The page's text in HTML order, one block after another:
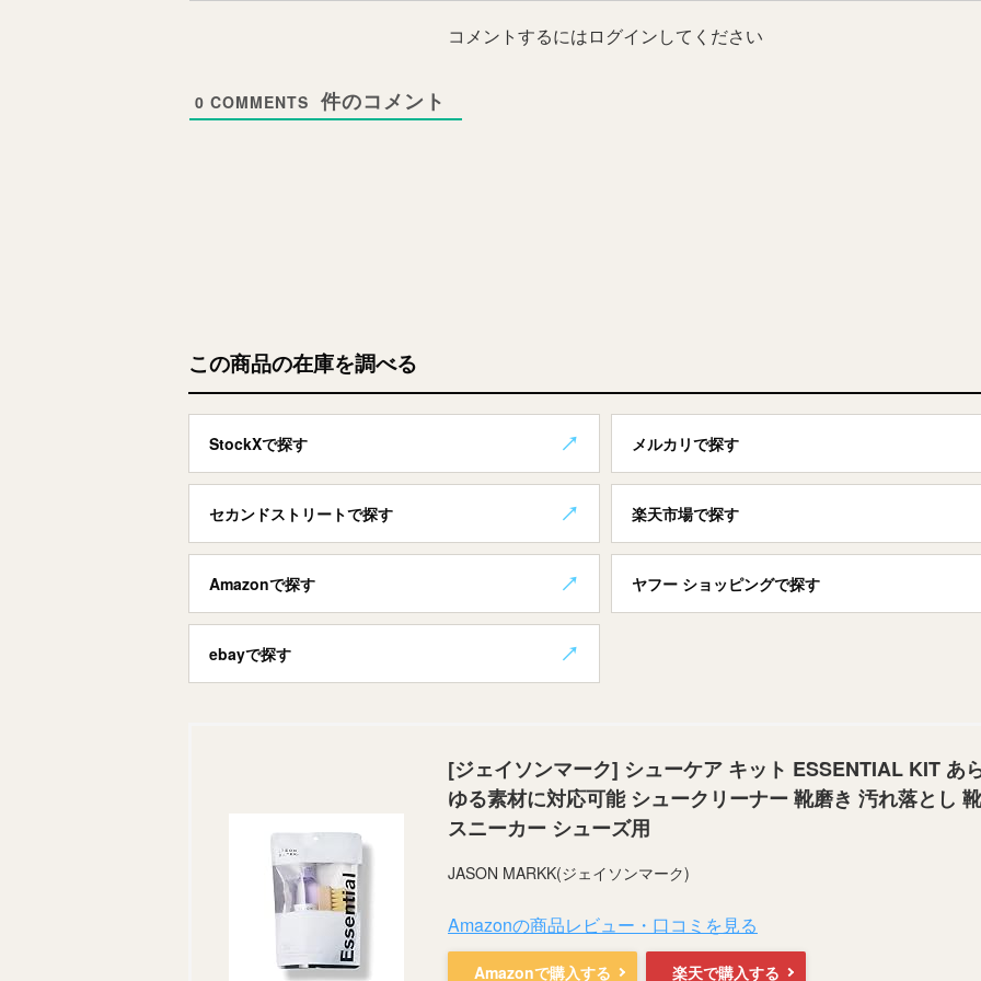
この商品の在庫を調べる
StockXで探す メルカリで探す
セカンドストリートで探す 楽天市場で探す
Amazonで探す ヤフー ショッピングで探す
ebayで探す
[ジェイソンマーク] シューケア キット ESSENTIAL KIT あ
ゆる素材に対応可能 シュークリーナー 靴磨き 汚れ落とし 靴
スニーカー シューズ用
JASON MARKK(ジェイソンマーク)
Amazonの商品レビュー・口コミを見る
Amazonで購入する 楽天で購入する
コメントするにはログインしてください
0 COMMENTS